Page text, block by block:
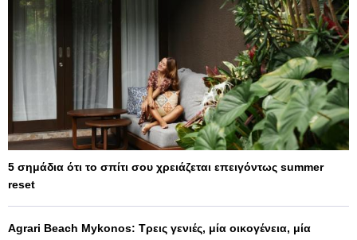
5 σημάδια ότι το σπίτι σου χρειάζεται επειγόντως summer
reset
Agrari Beach Mykonos: Τρεις γενιές, μία οικογένεια, μία